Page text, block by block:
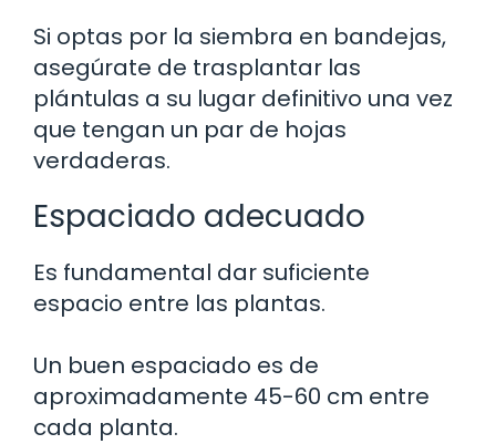
Si optas por la siembra en bandejas,
asegúrate de trasplantar las
plántulas a su lugar definitivo una vez
que tengan un par de hojas
verdaderas.
Espaciado adecuado
Es fundamental dar suficiente
espacio entre las plantas.
Un buen espaciado es de
aproximadamente 45-60 cm entre
cada planta.